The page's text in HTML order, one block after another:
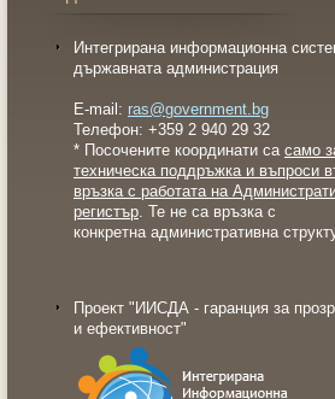
Интегрирана информационна
държавната администрация
E-mail: ras@government.bg
Телефон: +359 2 940 29 32
* Посочените координати са само
техническа поддръжка и въпроси
връзка с работата на
регистър. Те не са връзка с
конкретна административна
Проект "ИИСДА - гаранция за
и ефективност"